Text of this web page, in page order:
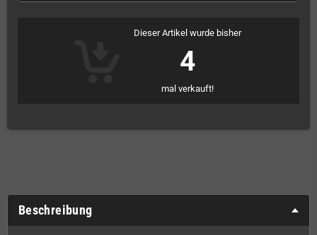
Dieser Artikel wurde bisher
4
mal verkauft!
Beschreibung